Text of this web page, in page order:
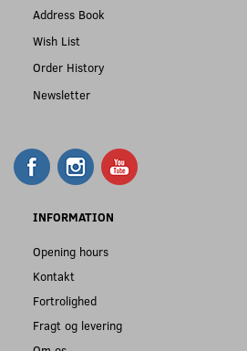
Address Book
Wish List
Order History
Newsletter
INFORMATION
Opening hours
Kontakt
Fortrolighed
Fragt og levering